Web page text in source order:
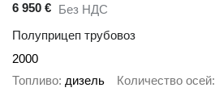
6 950 € Без НДС
Полуприцеп трубовоз
2000
Топливо дизель Количество осей